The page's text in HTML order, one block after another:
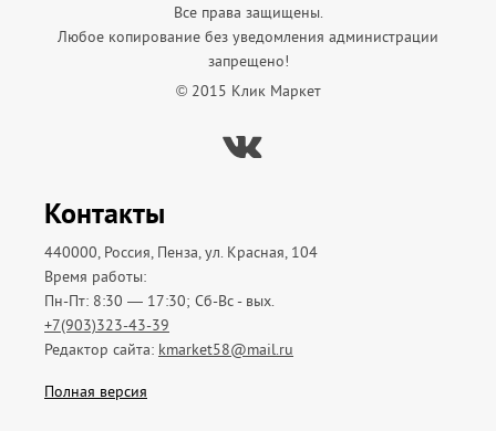
Все права защищены.
Любое копирование без уведомления администрации
запрещено!
© 2015 Клик Маркет
Вконтакте
Контакты
440000, Россия, Пенза, ул. Красная, 104
Время работы:
Пн-Пт: 8:30 — 17:30; Сб-Вс - вых.
+7(903)323-43-39
Редактор сайта: kmarket58@mail.ru
Полная версия